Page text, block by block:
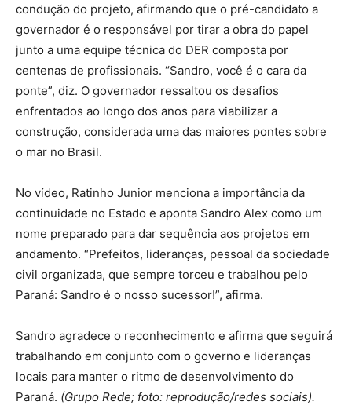
condução do projeto, afirmando que o pré-candidato a
governador é o responsável por tirar a obra do papel
junto a uma equipe técnica do DER composta por
centenas de profissionais. “Sandro, você é o cara da
ponte”, diz. O governador ressaltou os desafios
enfrentados ao longo dos anos para viabilizar a
construção, considerada uma das maiores pontes sobre
o mar no Brasil.
No vídeo, Ratinho Junior menciona a importância da
continuidade no Estado e aponta Sandro Alex como um
nome preparado para dar sequência aos projetos em
andamento. “Prefeitos, lideranças, pessoal da sociedade
civil organizada, que sempre torceu e trabalhou pelo
Paraná: Sandro é o nosso sucessor!”, afirma.
Sandro agradece o reconhecimento e afirma que seguirá
trabalhando em conjunto com o governo e lideranças
locais para manter o ritmo de desenvolvimento do
Paraná. (Grupo Rede; foto: reprodução/redes sociais).